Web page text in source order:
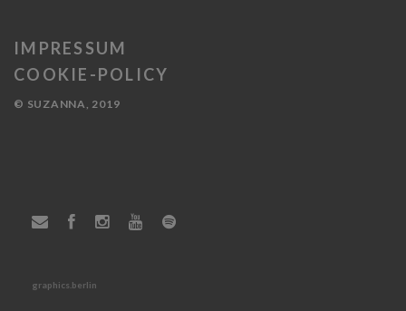
IMPRESSUM
COOKIE-POLICY
© SUZANNA, 2019
graphics.berlin